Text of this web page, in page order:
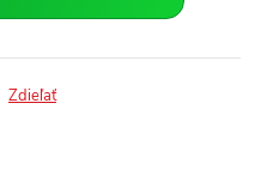
Zdieľať